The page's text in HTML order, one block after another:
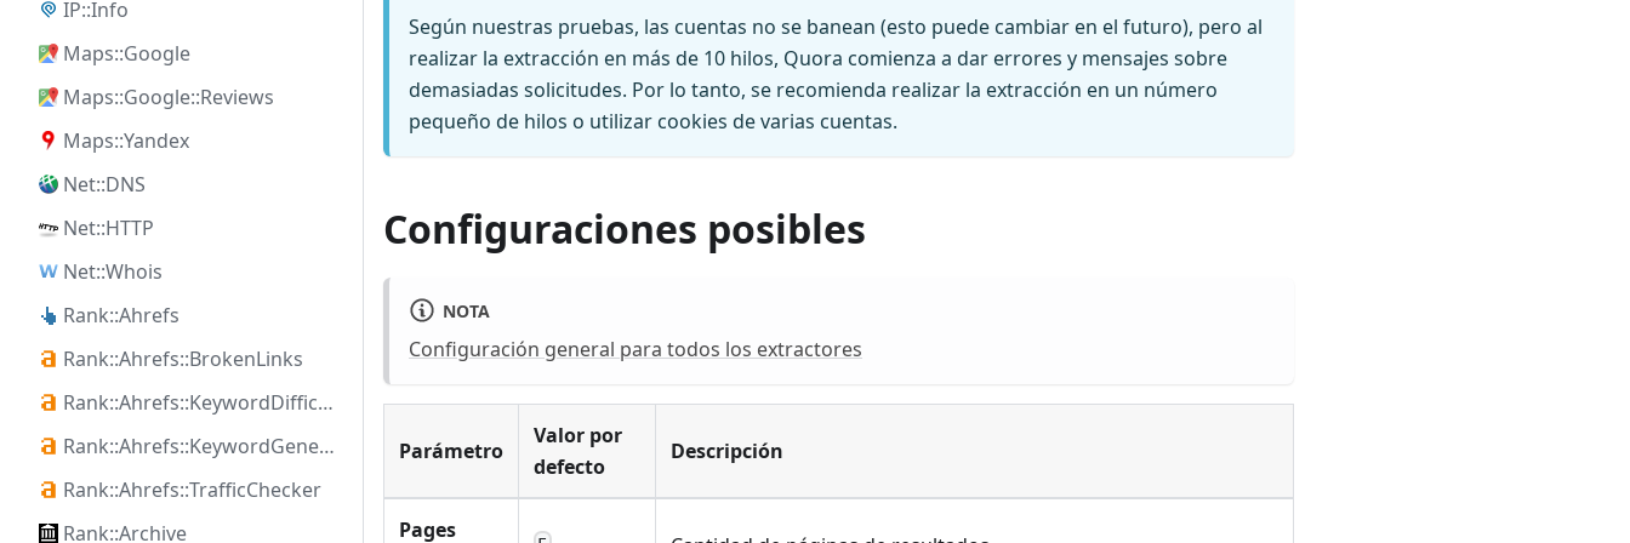
IP::Info
Maps::Google
Maps::Google::Reviews
Maps::Yandex
Net::DNS
Net::HTTP
Net::Whois
Rank::Ahrefs
Rank::Ahrefs::BrokenLinks
Rank::Ahrefs::KeywordDifficulty
Rank::Ahrefs::KeywordGenerator
Rank::Ahrefs::TrafficChecker
Rank::Archive
Según nuestras pruebas, las cuentas no se banean (esto puede cambiar en el futuro), pero al
realizar la extracción en más de 10 hilos, Quora comienza a dar errores y mensajes sobre
demasiadas solicitudes. Por lo tanto, se recomienda realizar la extracción en un número
pequeño de hilos o utilizar cookies de varias cuentas.
Configuraciones posibles
NOTA
Configuración general para todos los extractores
Parámetro
Valor por
defecto
Descripción
Pages